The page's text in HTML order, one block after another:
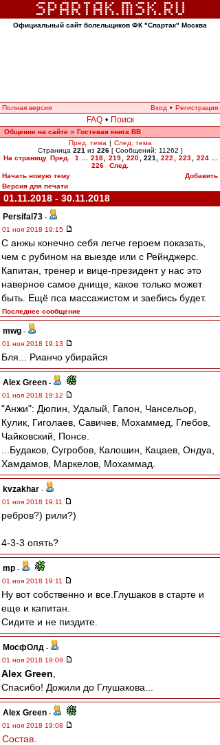
Официальный сайт болельщиков ФК "Спартак" Москва
Полная версия Вход • Регистрация
FAQ • Поиск
Общение на сайте » Гостевая книга ВВ
Пред. тема | След. тема
Страница 221 из 226[ Сообщений: 11262 ]
На страницу Пред. 1 218 219 220 221 222 223 224
226
След.
Начать новую тему
Добавить
Версия для печати
01.11.2018 - 30.11.2018
Persifal73 -
01 ноя 2018 19:15
С анжы конечно себя легче героем показать,
чем с рубином на выезде или с Рейнджерс.
Капитан, тренер и вице-президент у нас это
наверное самое днище, какое только может
быть. Ещё пса массажистом и заебись будет.
Последнее сообщение
mwg -
01 ноя 2018 19:13
Бля... Рианчо убирайся
Alex Green -
01 ноя 2018 19:12
"Анжи": Дюпин, Удалый, Гапон, Чансельор,
Кулик, Гиголаев, Савичев, Мохаммед, Глебов,
Чайковский, Понсе.
...Будаков, Сугробов, Калошин, Кацаев, Ондуа,
Хамдамов, Маркелов, Мохаммад.
kvzakhar -
01 ноя 2018 19:11
ребров?) рили?)
4-3-3 опять?
mp -
01 ноя 2018 19:11
Ну вот собственно и все.Глушаков в старте и
еще и капитан.
Сидите и не пиздите.
МосфОлд -
01 ноя 2018 19:09
Alex Green
Спасибо! Дожили до Глушакова...
Alex Green -
01 ноя 2018 19:08
Состав